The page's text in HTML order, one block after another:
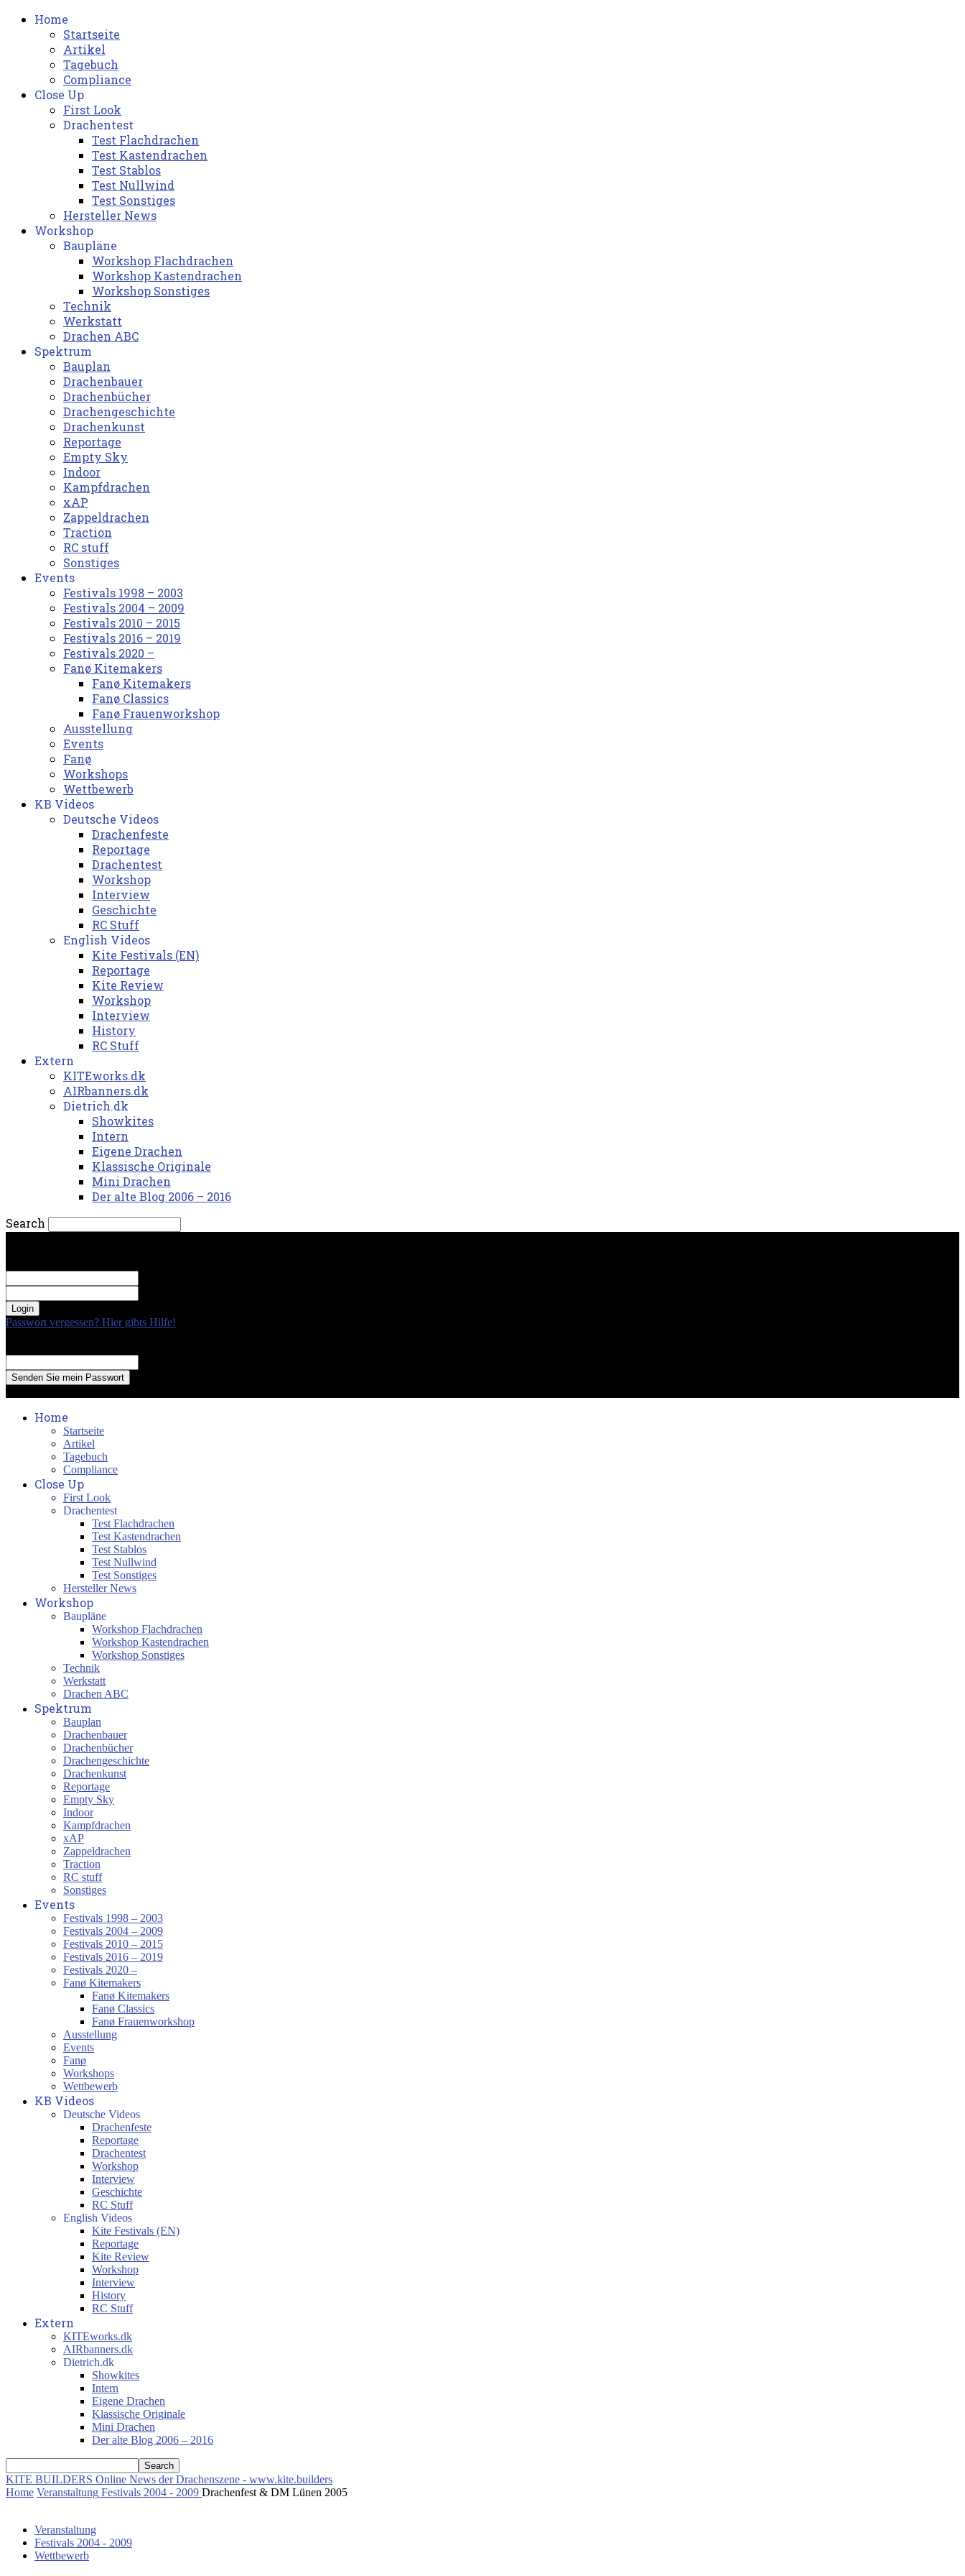
Home
Startseite
Artikel
Tagebuch
Compliance
Close Up
First Look
Drachentest
Test Flachdrachen
Test Kastendrachen
Test Stablos
Test Nullwind
Test Sonstiges
Hersteller News
Workshop
Baupläne
Workshop Flachdrachen
Workshop Kastendrachen
Workshop Sonstiges
Technik
Werkstatt
Drachen ABC
Spektrum
Bauplan
Drachenbauer
Drachenbücher
Drachengeschichte
Drachenkunst
Reportage
Empty Sky
Indoor
Kampfdrachen
xAP
Zappeldrachen
Traction
RC stuff
Sonstiges
Events
Festivals 1998 – 2003
Festivals 2004 – 2009
Festivals 2010 – 2015
Festivals 2016 – 2019
Festivals 2020 –
Fanø Kitemakers
Fanø Kitemakers
Fanø Classics
Fanø Frauenworkshop
Ausstellung
Events
Fanø
Workshops
Wettbewerb
KB Videos
Deutsche Videos
Drachenfeste
Reportage
Drachentest
Workshop
Interview
Geschichte
RC Stuff
English Videos
Kite Festivals (EN)
Reportage
Kite Review
Workshop
Interview
History
RC Stuff
Extern
KITEworks.dk
AIRbanners.dk
Dietrich.dk
Showkites
Intern
Eigene Drachen
Klassische Originale
Mini Drachen
Der alte Blog 2006 – 2016
Search
Passwort vergessen? Hier gibts Hilfe!
Home
Startseite
Artikel
Tagebuch
Compliance
Close Up
First Look
Drachentest
Test Flachdrachen
Test Kastendrachen
Test Stablos
Test Nullwind
Test Sonstiges
Hersteller News
Workshop
Baupläne
Workshop Flachdrachen
Workshop Kastendrachen
Workshop Sonstiges
Technik
Werkstatt
Drachen ABC
Spektrum
Bauplan
Drachenbauer
Drachenbücher
Drachengeschichte
Drachenkunst
Reportage
Empty Sky
Indoor
Kampfdrachen
xAP
Zappeldrachen
Traction
RC stuff
Sonstiges
Events
Festivals 1998 – 2003
Festivals 2004 – 2009
Festivals 2010 – 2015
Festivals 2016 – 2019
Festivals 2020 –
Fanø Kitemakers
Fanø Kitemakers
Fanø Classics
Fanø Frauenworkshop
Ausstellung
Events
Fanø
Workshops
Wettbewerb
KB Videos
Deutsche Videos
Drachenfeste
Reportage
Drachentest
Workshop
Interview
Geschichte
RC Stuff
English Videos
Kite Festivals (EN)
Reportage
Kite Review
Workshop
Interview
History
RC Stuff
Extern
KITEworks.dk
AIRbanners.dk
Dietrich.dk
Showkites
Intern
Eigene Drachen
Klassische Originale
Mini Drachen
Der alte Blog 2006 – 2016
KITE BUILDERS Online News der Drachenszene - www.kite.builders
Home Veranstaltung Festivals 2004 - 2009 Drachenfest & DM Lünen 2005
Veranstaltung
Festivals 2004 - 2009
Wettbewerb